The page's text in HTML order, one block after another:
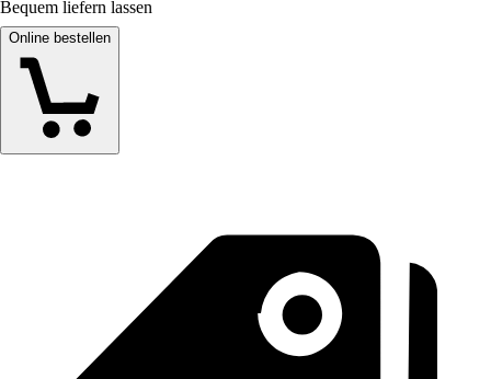
Bequem liefern lassen
Online bestellen